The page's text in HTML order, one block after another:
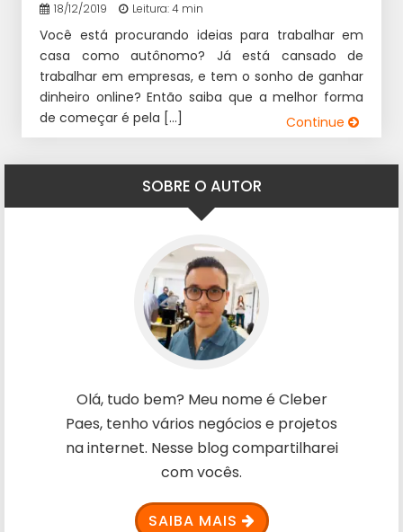
18/12/2019 Leitura: 4 min
Você está procurando ideias para trabalhar em
casa como autônomo? Já está cansado de
trabalhar em empresas, e tem o sonho de ganhar
dinheiro online? Então saiba que a melhor forma
de começar é pela […]
Continue
SOBRE O AUTOR
Olá, tudo bem? Meu nome é Cleber
Paes, tenho vários negócios e projetos
na internet. Nesse blog compartilharei
com vocês.
SAIBA MAIS